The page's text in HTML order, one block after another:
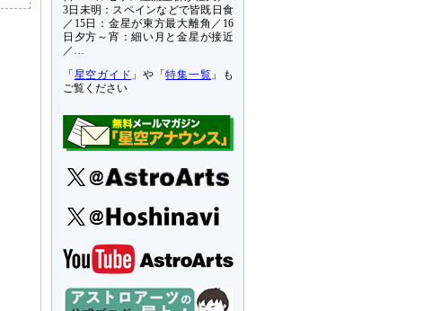
3日未明：スペインなどで皆既日食
／15日：金星が東方最大離角／16
日夕方～宵：細い月と金星が接近
／…
「 星空ガイド 」や「特集一覧 」も
ご覧ください